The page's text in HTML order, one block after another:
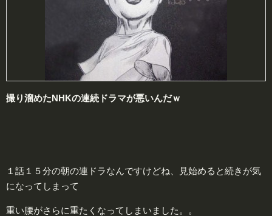
撮り溜めたNHKの連続ドラマが悪いんだｗ
１話１５分の朝の連ドラなんですけどね、見始めると続きが気
になってしまって
重い腰がさらに重たくなってしまいました。。